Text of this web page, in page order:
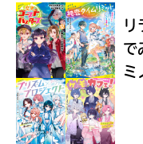
リ
で
ミ